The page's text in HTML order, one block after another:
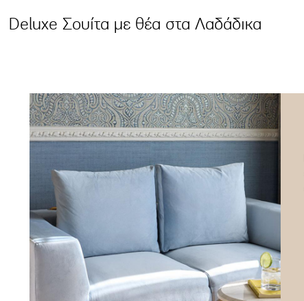
Deluxe Σουίτα με θέα στα Λαδάδικα